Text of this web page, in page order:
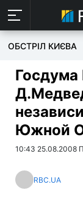
ОБСТРІЛ КИЄВА
Южной
10:43 25.08.2008
RBC.UA